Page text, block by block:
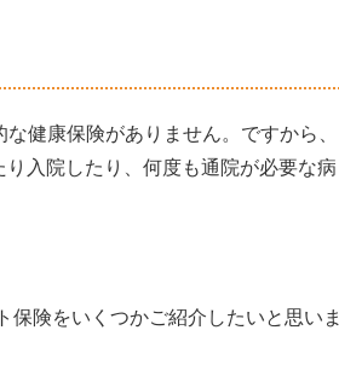
健康保険がありません。ですから、
入院したり、何度も通院が必要な病
険をいくつかご紹介したいと思いま